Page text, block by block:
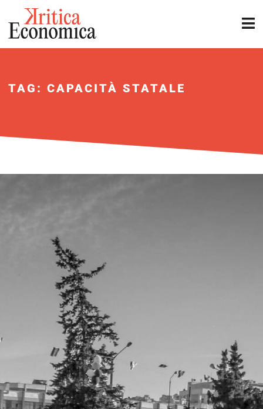
TAG: CAPACITÀ STATALE